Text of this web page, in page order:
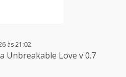
às 21:02
Unbreakable Love v 0.7